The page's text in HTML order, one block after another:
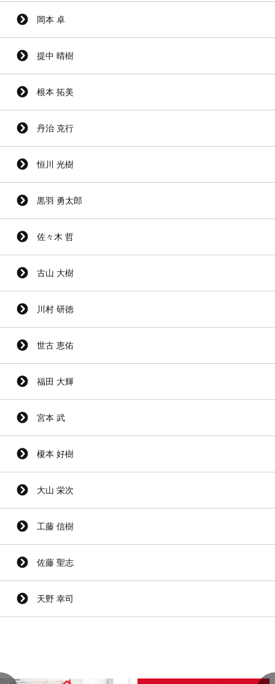
岡本 卓
提中 晴樹
根本 拓美
丹治 克行
恒川 光樹
黒羽 勇太郎
佐々木 哲
古山 大樹
川村 研徳
世古 恵佑
福田 大輝
宮本 武
榎本 好樹
大山 栄次
工藤 信樹
佐藤 聖志
天野 幸司